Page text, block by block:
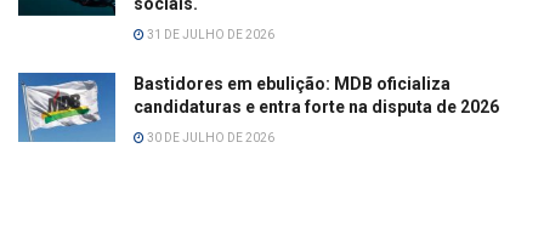
31 DE JULHO DE 2026
Bastidores em ebulição: MDB oficializa
candidaturas e entra forte na disputa de 2026
30 DE JULHO DE 2026